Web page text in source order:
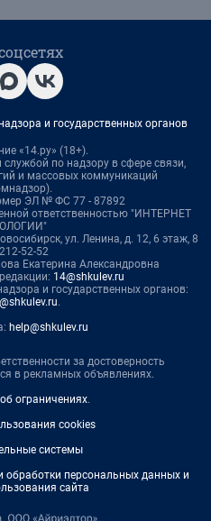
и государственных органов
«14.ру» (18+).
по надзору в сфере связи,
и массовых коммуникаций
ЭЛ № ФС 77 - 87892
ответственностью "ИНТЕРНЕТ
ул. Ленина, д. 12, 6 этаж, 8
52-52
Екатерина Александровна
14@shkulev.ru
и государственных органов:
.
help@shkulev.ru
за достоверность
в рекламных объявлениях.
ограничениях.
cookies
системы
обработки персональных данных и
сайта